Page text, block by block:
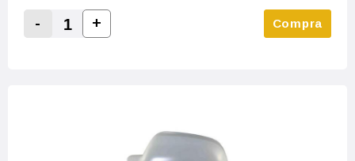
Decrease Quantity:
-
Increase Quantity:
+ Compra